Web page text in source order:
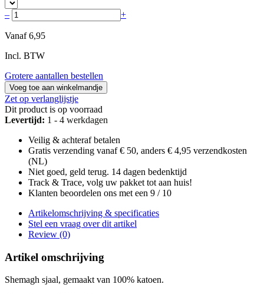
– +
Vanaf 6,95
Incl. BTW
Grotere aantallen bestellen
Voeg toe aan winkelmandje
Zet op verlanglijstje
Dit product is op voorraad
Levertijd: 1 - 4 werkdagen
Veilig & achteraf betalen
Gratis verzending vanaf € 50, anders € 4,95 verzendkosten
(NL)
Niet goed, geld terug. 14 dagen bedenktijd
Track & Trace, volg uw pakket tot aan huis!
Klanten beoordelen ons met een 9 / 10
Artikelomschrijving & specificaties
Stel een vraag over dit artikel
Review (0)
Artikel omschrijving
Shemagh sjaal, gemaakt van 100% katoen.